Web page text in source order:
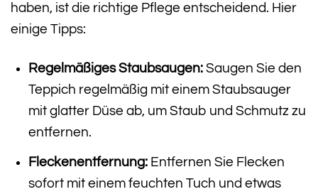
haben, ist die richtige Pflege entscheidend. Hier
einige Tipps:
Regelmäßiges Staubsaugen:Saugen Sie den
Teppich regelmäßig mit einem Staubsauger
mit glatter Düse ab, um Staub und Schmutz zu
entfernen.
Fleckenentfernung:Entfernen Sie Flecken
sofort mit einem feuchten Tuch und etwas